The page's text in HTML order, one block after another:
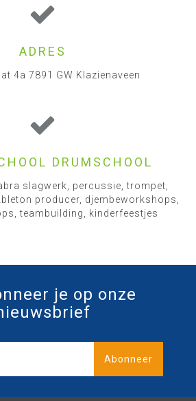
ADRES
4a 7891 GW Klazienaveen
DRUMSCHOOL
slagwerk, percussie, trompet,
producer, djembeworkshops,
teambuilding, kinderfeestjes
je op onze
Abonneer